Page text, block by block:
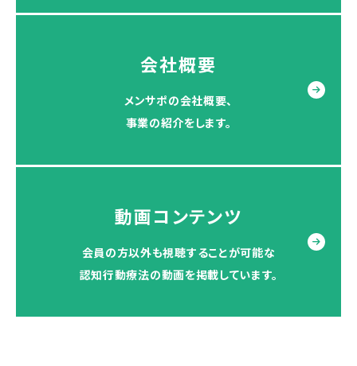
会社概要
メンサポの会社概要、
事業の紹介をします。
動画コンテンツ
会員の方以外も視聴することが可能な
認知行動療法の動画を掲載しています。